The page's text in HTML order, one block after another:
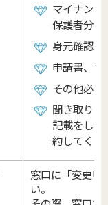
マイナンバ
保護者分）
身元確認が
申請書、世
その他必要
聞き取り調
記載をして
約してくだ
窓口に「変更申
い。